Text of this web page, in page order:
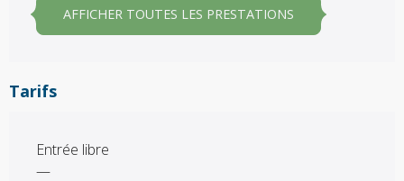
AFFICHER TOUTES LES PRESTATIONS
Tarifs
Entrée libre
—